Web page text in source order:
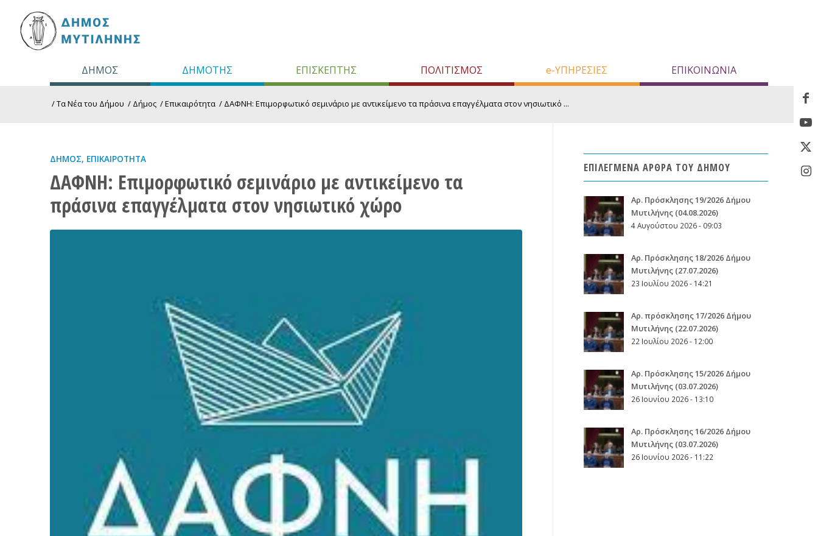
ΔΗΜΟΣ ΔΗΜΟΤΗΣ ΕΠΙΣΚΕΠΤΗΣ ΠΟΛΙΤΙΣΜΟΣ e-ΥΠΗΡΕΣΙΕΣ ΕΠΙΚΟΙΝΩΝΙΑ
/Τα Νέα του Δήμου / Δήμος /Επικαιρότητα / ΔΑΦΝΗ: Επιμορφωτικό σεμινάριο με αντικείμενο τα πράσινα επαγγέλματα στον νησιωτικό ...
ΔΉΜΟΣ, ΕΠΙΚΑΙΡΌΤΗΤΑ
ΔΑΦΝΗ: Επιμορφωτικό σεμινάριο με αντικείμενο τα
πράσινα επαγγέλματα στον νησιωτικό χώρο
ΕΠΙΛΕΓΜΕΝΑ ΑΡΘΡΑ ΤΟΥ ΔΗΜΟΥ
Aρ. Πρόσκλησης 19/2026 Δήμου
Μυτιλήνης (04.08.2026)
4 Αυγούστου 2026 - 09:03
Aρ. Πρόσκλησης 18/2026 Δήμου
Μυτιλήνης (27.07.2026)
23 Ιουλίου 2026 - 14:21
Αρ. πρόσκλησης 17/2026 Δήμου
Μυτιλήνης (22.07.2026)
22 Ιουλίου 2026 - 12:00
Aρ. Πρόσκλησης 15/2026 Δήμου
Μυτιλήνης (03.07.2026)
26 Ιουνίου 2026 - 13:10
Aρ. Πρόσκλησης 16/2026 Δήμου
Μυτιλήνης (03.07.2026)
26 Ιουνίου 2026 - 11:22